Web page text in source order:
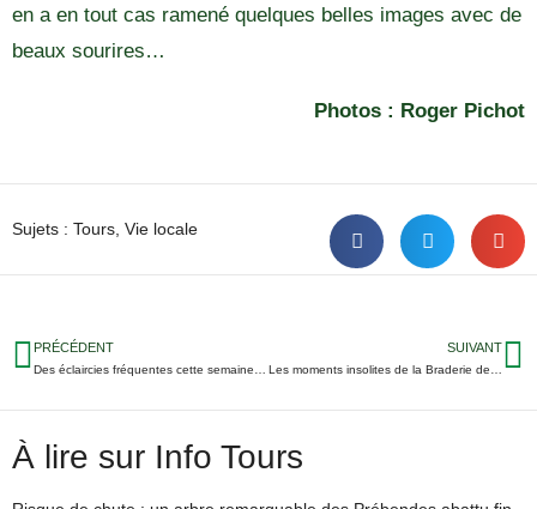
en a en tout cas ramené quelques belles images avec de
beaux sourires…
Photos : Roger Pichot
Sujets : Tours Vie locale
PRÉCÉDENT SUIVANT
À lire sur Info Tours